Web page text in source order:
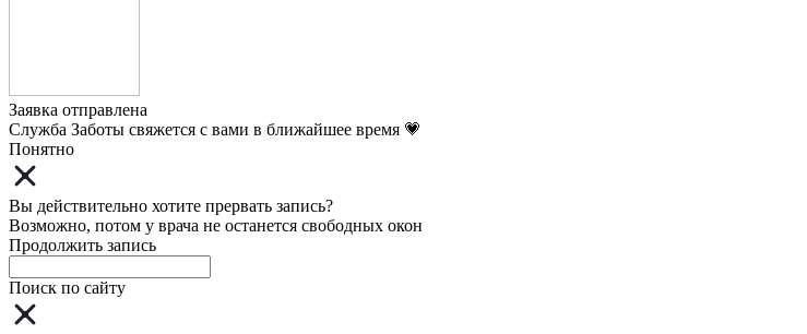
Заявка отправлена
Служба Заботы свяжется с вами в ближайшее время 💗
Понятно
Вы действительно хотите прервать запись?
Возможно, потом у врача не останется свободных окон
Продолжить запись
Поиск по сайту